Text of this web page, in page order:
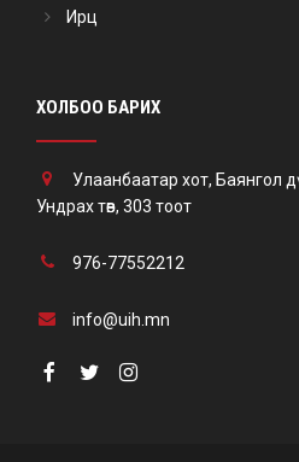
Ирц
ХОЛБОО БАРИХ
Улаанбаатар хот, Баянгол
Ундрах төв, 303 тоот
976-77552212
info@uih.mn